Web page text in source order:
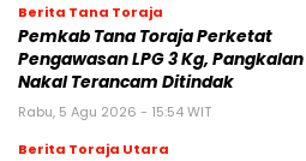
Berita Tana Toraja
Pemkab Tana Toraja Perketat
Pengawasan LPG 3 Kg, Pangkalan
Nakal Terancam Ditindak
Rabu, 5 Agu 2026 - 15:54 WIT
Berita Toraja Utara